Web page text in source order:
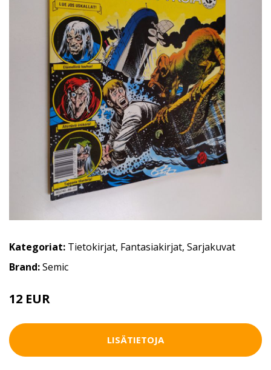
Kategoriat: Tietokirjat, Fantasiakirjat, Sarjakuvat
Brand:Semic
12 EUR
LISÄTIETOJA